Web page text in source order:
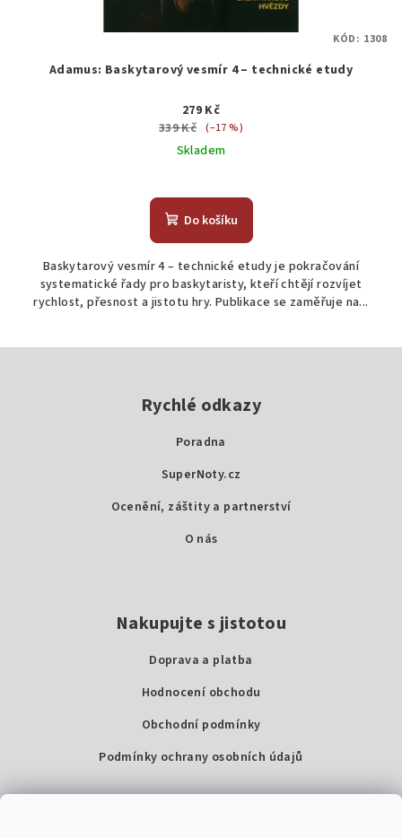
Adamus: Baskytarový vesmír 4 – technické etudy
279 Kč
339 Kč (–17 %)
Skladem
Do košíku
Baskytarový vesmír 4 – technické etudy je pokračování
systematické řady pro baskytaristy, kteří chtějí rozvíjet
rychlost, přesnost a jistotu hry. Publikace se zaměřuje na...
KÓD: 1308
Rychlé odkazy
Poradna
SuperNoty.cz
Ocenění, záštity a partnerství
O nás
Nakupujte s jistotou
Doprava a platba
Hodnocení obchodu
Obchodní podmínky
Podmínky ochrany osobních údajů